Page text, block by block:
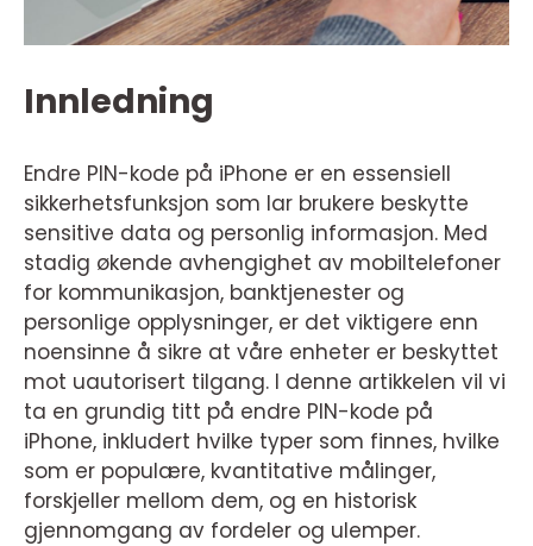
Innledning
Endre PIN-kode på iPhone er en essensiell
sikkerhetsfunksjon som lar brukere beskytte
sensitive data og personlig informasjon. Med
stadig økende avhengighet av mobiltelefoner
for kommunikasjon, banktjenester og
personlige opplysninger, er det viktigere enn
noensinne å sikre at våre enheter er beskyttet
mot uautorisert tilgang. I denne artikkelen vil vi
ta en grundig titt på endre PIN-kode på
iPhone, inkludert hvilke typer som finnes, hvilke
som er populære, kvantitative målinger,
forskjeller mellom dem, og en historisk
gjennomgang av fordeler og ulemper.